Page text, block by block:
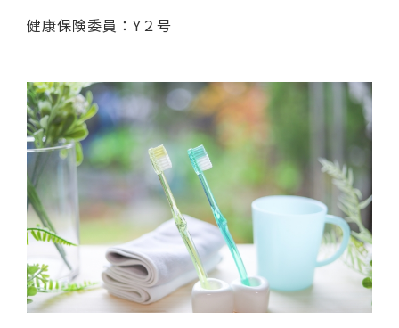
健康保険委員：Y２号